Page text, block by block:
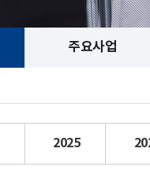
주요사업
2025